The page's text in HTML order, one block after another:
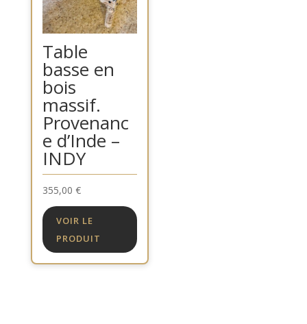
Table
basse en
bois
massif.
Provenanc
e d’Inde –
INDY
355,00 €
VOIR LE
PRODUIT